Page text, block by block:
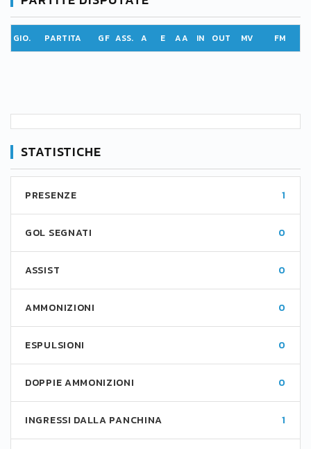
GIO. PARTITA GF ASS. A E AA IN OUT MV FM
STATISTICHE
PRESENZE 1
GOL SEGNATI 0
ASSIST 0
AMMONIZIONI 0
ESPULSIONI 0
DOPPIE AMMONIZIONI 0
INGRESSI DALLA PANCHINA 1